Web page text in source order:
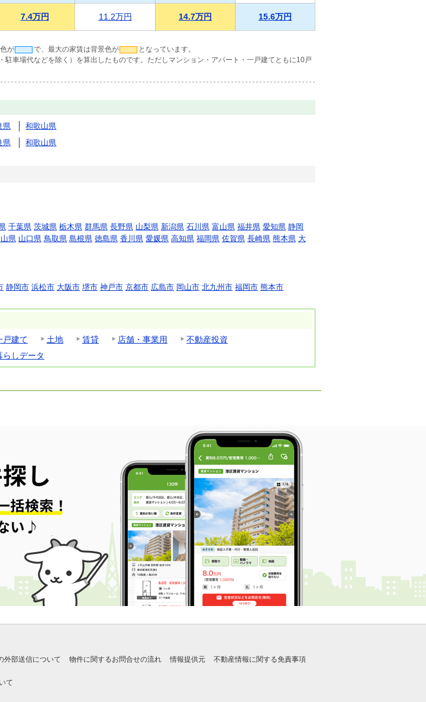
7.4万円 11.2万円 14.7万円 15.6万円
が で、最大の家賃は背景色が
となっています。
車場代などを除く）を算出したものです。ただしマンション・アパート・一戸建てともに10戸
県
和歌山県
県 和歌山県
千葉県 茨城県 栃木県 群馬県 長野県 山梨県 新潟県 石川県 富山県 福井県 愛知県 静岡
山県 山口県 鳥取県 島根県 徳島県 香川県 愛媛県 高知県 福岡県 佐賀県 長崎県 熊本県 大
静岡市 浜松市 大阪市 堺市 神戸市 京都市 広島市 岡山市 北九州市 福岡市 熊本市
戸建て 土地 賃貸 店舗・事業用
不動産投資
らしデータ
外部送信について 物件に関するお問合せの流れ 情報提供元 不動産情報に関する免責事項
て